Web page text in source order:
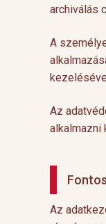
archiválás
A
Az
alkalmazni
Az